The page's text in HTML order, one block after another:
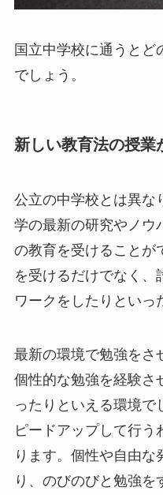
国立中学校に通うと
でしょう。
新しい教育法の授業
公立の中学校とは異な
学の最新の研究やノウ
の教育を受けることが
を受けるだけでなく、
ワークをしたりといっ
最新の環境で勉強をさ
個性的な勉強を経験さ
ったりといえる環境で
ピードアップして行う
ります。個性や自由
り、のびのびと勉強を